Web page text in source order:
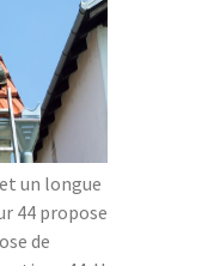
un longue
44 propose
de